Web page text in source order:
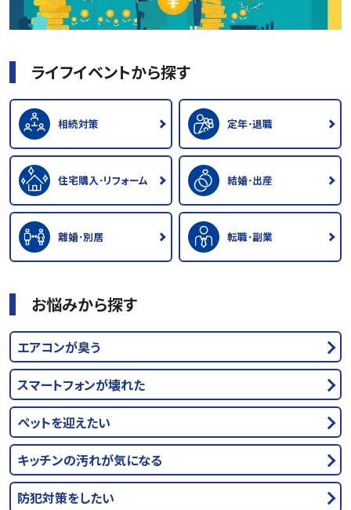
ライフイベントから探す
相続対策 定年･退職
住宅購入･リフォーム 結婚･出産
離婚･別居 転職･副業
お悩みから探す
エアコンが臭う
スマートフォンが壊れた
ペットを迎えたい
キッチンの汚れが気になる
防犯対策をしたい